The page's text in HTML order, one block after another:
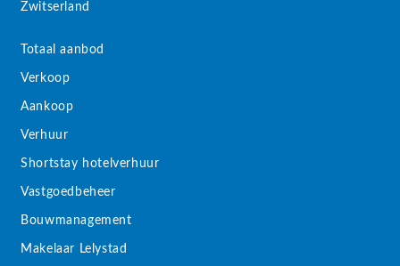
Zwitserland
Totaal aanbod
Verkoop
Aankoop
Verhuur
Shortstay hotelverhuur
Vastgoedbeheer
Bouwmanagement
Makelaar Lelystad